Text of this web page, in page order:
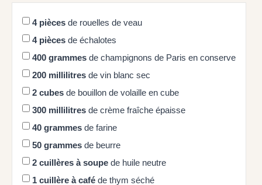
4 pièces de rouelles de veau
4 pièces de échalotes
400 grammes de champignons de Paris en conserve
200 millilitres de vin blanc sec
2 cubes de bouillon de volaille en cube
300 millilitres de crème fraîche épaisse
40 grammes de farine
50 grammes de beurre
2 cuillères à soupe de huile neutre
1 cuillère à café de thym séché